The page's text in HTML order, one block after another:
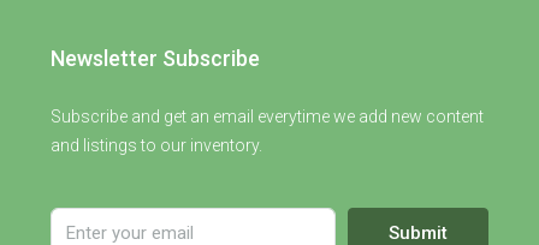
Newsletter Subscribe
Subscribe and get an email everytime we add new content
and listings to our inventory.
Submit